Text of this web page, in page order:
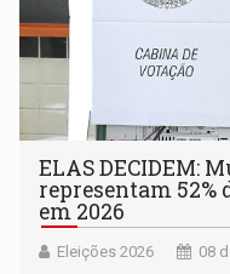
ELAS DECIDEM:
representam 52%
em 2026
Eleições 2026 08